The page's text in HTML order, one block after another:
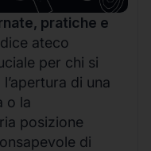
pratiche e
ateco
per chi si
di una
o la
posizione
di